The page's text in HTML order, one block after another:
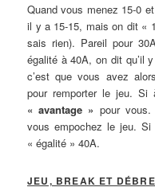
Quand vous menez 15-0
il y a 15-15, mais on dit «
sais rien). Pareil pour
égalité à 40A, on dit qu’il
c’est que vous avez
pour remporter le jeu.
« avantage » pour
vous empochez le jeu. Si
« égalité » 40A.
JEU, BREAK ET